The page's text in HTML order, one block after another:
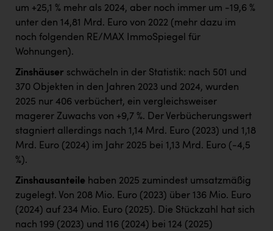
um +25,1 % mehr als 2024, aber noch immer um -19,6 %
unter den 14,81 Mrd. Euro von 2022 (mehr dazu im
noch folgenden RE/MAX ImmoSpiegel für
Wohnungen).
Zinshäuser schwächeln in der Statistik: nach 501 und
370 Objekten in den Jahren 2023 und 2024, wurden
2025 nur 406 verbüchert, ein vergleichsweiser
magerer Zuwachs von +9,7 %. Der Verbücherungswert
stagniert allerdings nach 1,14 Mrd. Euro (2023) und 1,18
Mrd. Euro (2024) im Jahr 2025 bei 1,13 Mrd. Euro (-4,5
%).
Zinshausanteile haben 2025 zumindest umsatzmäßig
zugelegt. Von 208 Mio. Euro (2023) über 136 Mio. Euro
(2024) auf 234 Mio. Euro (2025). Die Stückzahl hat sich
nach 199 (2023) und 116 (2024) bei 124 (2025)